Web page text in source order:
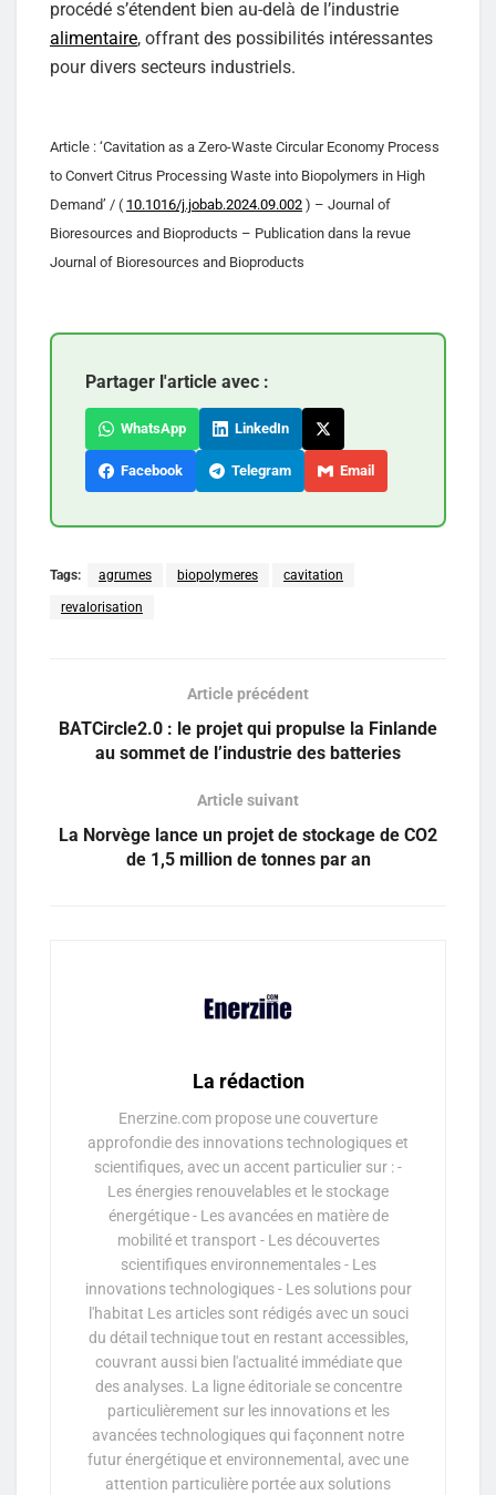
procédé s’étendent bien au-delà de l’industrie
alimentaire, offrant des possibilités intéressantes
pour divers secteurs industriels.
Article : ‘Cavitation as a Zero-Waste Circular Economy Process
to Convert Citrus Processing Waste into Biopolymers in High
Demand’ / ( 10.1016/j.jobab.2024.09.002 ) – Journal of
Bioresources and Bioproducts – Publication dans la revue
Journal of Bioresources and Bioproducts
Partager l'article avec :
WhatsApp LinkedIn
Facebook Telegram Email
Tags: agrumes biopolymeres cavitation
revalorisation
Article précédent
BATCircle2.0 : le projet qui propulse la Finlande
au sommet de l’industrie des batteries
Article suivant
La Norvège lance un projet de stockage de CO2
de 1,5 million de tonnes par an
La rédaction
Enerzine.com propose une couverture
approfondie des innovations technologiques et
scientifiques, avec un accent particulier sur : -
Les énergies renouvelables et le stockage
énergétique - Les avancées en matière de
mobilité et transport - Les découvertes
scientifiques environnementales - Les
innovations technologiques - Les solutions pour
l'habitat Les articles sont rédigés avec un souci
du détail technique tout en restant accessibles,
couvrant aussi bien l'actualité immédiate que
des analyses. La ligne éditoriale se concentre
particulièrement sur les innovations et les
avancées technologiques qui façonnent notre
futur énergétique et environnemental, avec une
attention particulière portée aux solutions